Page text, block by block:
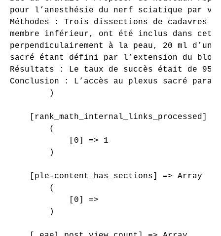
pour l’anesthésie du nerf sciatique par
Méthodes : Trois dissections de
membre inférieur, ont été inclus dans
perpendiculairement à la peau, 20 ml
sacré étant défini par l’extension du
Résultats : Le taux de succès était de 95
Conclusion : L’accès au plexus sacré
        )
[rank_math_internal_links_processed]
        (
            [0] => 1
        )
    [ple-content_has_sections] => Array
        (
            [0] =>
        )